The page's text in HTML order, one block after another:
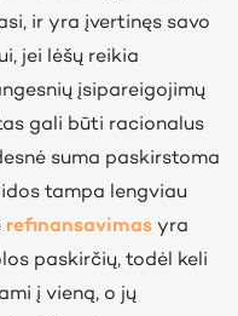
ir yra įvertinęs savo
jei lėšų reikia
įsipareigojimų
gali būti racionalus
suma paskirstoma
tampa lengviau
refinansavimas yra
paskirčių, todėl keli
į vieną, o jų